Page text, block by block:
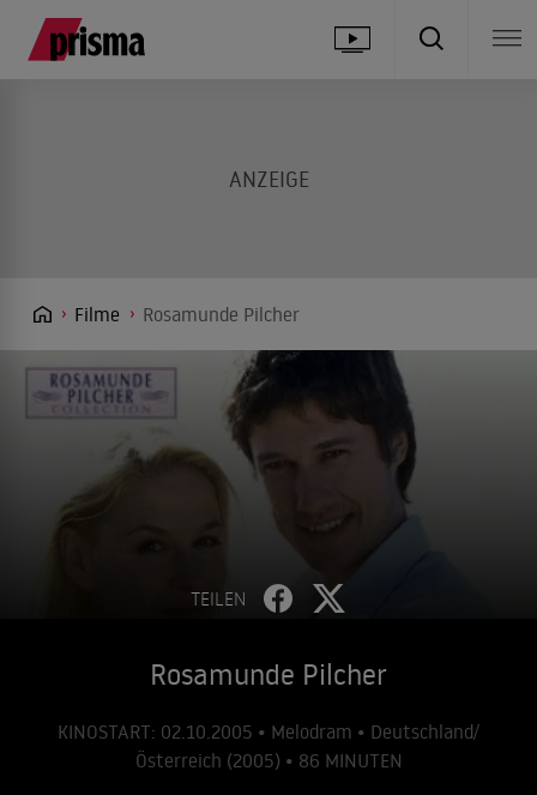
Filme Rosamunde Pilcher
TEILEN
Rosamunde Pilcher
KINOSTART: 02.10.2005 • Melodram • Deutschland/
Österreich (2005) • 86 MINUTEN